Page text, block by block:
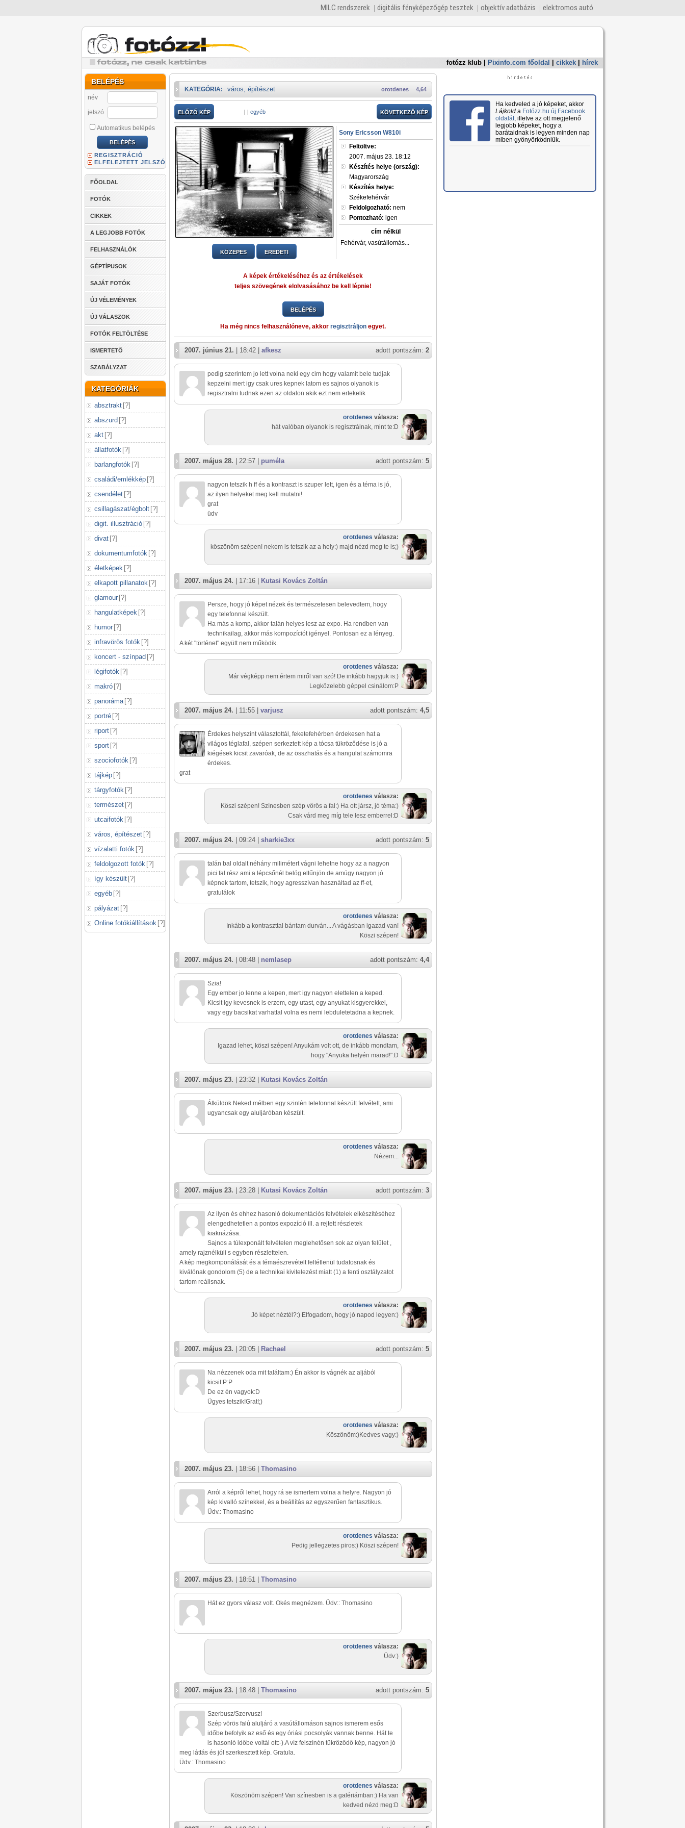
MILC rendszerek digitális fényképezőgép tesztek objektív adatbázis elektromos autó
fotózz klub Pixinfo.com főoldal cikkek hírek
BELÉPÉS
név
jelszó
Automatikus belépés
REGISZTRÁCIÓ
ELFELEJTETT JELSZÓ
FŐOLDAL
FOTÓK
CIKKEK
A LEGJOBB FOTÓK
FELHASZNÁLÓK
GÉPTÍPUSOK
SAJÁT FOTÓK
ÚJ VÉLEMÉNYEK
ÚJ VÁLASZOK
FOTÓK FELTÖLTÉSE
ISMERTETŐ
SZABÁLYZAT
KATEGÓRIÁK
absztrakt [?]
abszurd [?]
akt [?]
állatfotók [?]
barlangfotók [?]
családi/emlékkép [?]
csendélet [?]
csillagászat/égbolt [?]
digit. illusztráció [?]
divat [?]
dokumentumfotók [?]
életképek [?]
elkapott pillanatok [?]
glamour [?]
hangulatképek [?]
humor [?]
infravörös fotók [?]
koncert - színpad [?]
légifotók [?]
makró [?]
panoráma [?]
portré [?]
riport [?]
sport [?]
szociofotók [?]
tájkép [?]
tárgyfotók [?]
természet [?]
utcaifotók [?]
város, építészet [?]
vízalatti fotók [?]
feldolgozott fotók [?]
így készült [?]
egyéb [?]
pályázat [?]
Online fotókiállítások [?]
4,64
orotdenes
KATEGÓRIA: város, építészet
ELŐZŐ KÉP | | egyéb KÖVETKEZŐ KÉP
KÖZEPES EREDETI
Sony Ericsson W810i
Feltöltve:
2007. május 23. 18:12
Készítés helye (ország):
Magyarország
Készítés helye:
Székefehérvár
Feldolgozható: nem
Pontozható: igen
cím nélkül
Fehérvár, vasútállomás...
A képek értékeléséhez és az értékelések
teljes szövegének elolvasásához be kell lépnie!
BELÉPÉS
Ha még nincs felhasználóneve, akkor regisztráljon egyet.
adott pontszám: 2
2007. június 21. | 18:42 | afkesz
pedig szerintem jo lett volna neki egy cim hogy valamit bele tudjak
kepzelni mert igy csak ures kepnek latom es sajnos olyanok is
regisztralni tudnak ezen az oldalon akik ezt nem ertekelik
orotdenes válasza:
hát valóban olyanok is regisztrálnak, mint te:D
adott pontszám: 5
2007. május 28. | 22:57 | puméla
nagyon tetszik h ff és a kontraszt is szuper lett, igen és a téma is jó,
az ilyen helyeket meg kell mutatni!
grat
üdv
orotdenes válasza:
köszönöm szépen! nekem is tetszik az a hely:) majd nézd meg te is;)
2007. május 24. | 17:16 | Kutasi Kovács Zoltán
Persze, hogy jó képet nézek és természetesen belevedtem, hogy
egy telefonnal készült.
Ha más a komp, akkor talán helyes lesz az expo. Ha rendben van
technikailag, akkor más kompozíciót igényel. Pontosan ez a lényeg.
A két "történet" együtt nem működik.
orotdenes válasza:
Már végképp nem értem miről van szó! De inkább hagyjuk is:)
Legközelebb géppel csinálom:P
adott pontszám: 4,5
2007. május 24. | 11:55 | varjusz
Érdekes helyszint választottál, feketefehérben érdekesen hat a
világos téglafal, szépen serkeztett kép a tócsa tükröződése is jó a
kiégések kicsit zavaróak, de az összhatás és a hangulat számomra
érdekes.
grat
orotdenes válasza:
Köszi szépen! Színesben szép vörös a fal:) Ha ott jársz, jó téma:)
Csak várd meg míg tele lesz emberrel:D
adott pontszám: 5
2007. május 24. | 09:24 | sharkie3xx
talán bal oldalt néhány milimétert vágni lehetne hogy az a nagyon
pici fal rész ami a lépcsőnél belóg eltűnjön de amúgy nagyon jó
képnek tartom, tetszik, hogy agresszívan használtad az ff-et,
gratulálok
orotdenes válasza:
Inkább a kontraszttal bántam durván... A vágásban igazad van!
Köszi szépen!
adott pontszám: 4,4
2007. május 24. | 08:48 | nemlasep
Szia!
Egy ember jo lenne a kepen, mert igy nagyon elettelen a keped.
Kicsit igy kevesnek is erzem, egy utast, egy anyukat kisgyerekkel,
vagy egy bacsikat varhattal volna es nemi lebduletetadna a kepnek.
orotdenes válasza:
Igazad lehet, köszi szépen! Anyukám volt ott, de inkább mondtam,
hogy "Anyuka helyén marad!":D
2007. május 23. | 23:32 | Kutasi Kovács Zoltán
Átküldök Neked mélben egy szintén telefonnal készült felvételt, ami
ugyancsak egy aluljáróban készült.
orotdenes válasza:
Nézem...
adott pontszám: 3
2007. május 23. | 23:28 | Kutasi Kovács Zoltán
Az ilyen és ehhez hasonló dokumentációs felvételek elkészítéséhez
elengedhetetlen a pontos expozíció ill. a rejtett részletek
kiaknázása.
Sajnos a túlexponált felvételen meglehetősen sok az olyan felület ,
amely rajznélküli s egyben részlettelen.
A kép megkomponálását és a témaészrevételt feltétlenül tudatosnak és
kiválónak gondolom (5) de a technikai kivitelezést miatt (1) a fenti osztályzatot
tartom reálisnak.
orotdenes válasza:
Jó képet néztél?:) Elfogadom, hogy jó napod legyen:)
adott pontszám: 5
2007. május 23. | 20:05 | Rachael
Na nézzenek oda mit találtam:) Én akkor is vágnék az aljából
kicsit:P:P
De ez én vagyok:D
Ügyes tetszik!Grat!;)
orotdenes válasza:
Köszönöm:)Kedves vagy:)
2007. május 23. | 18:56 | Thomasino
Arról a képről lehet, hogy rá se ismertem volna a helyre. Nagyon jó
kép kivalló színekkel, és a beállítás az egyszerűen fantasztikus.
Üdv.: Thomasino
orotdenes válasza:
Pedig jellegzetes piros:) Köszi szépen!
2007. május 23. | 18:51 | Thomasino
Hát ez gyors válasz volt. Okés megnézem. Üdv:: Thomasino
orotdenes válasza:
Üdv:)
adott pontszám: 5
2007. május 23. | 18:48 | Thomasino
Szerbusz/Szervusz!
Szép vörös falú aluljáró a vasútállomáson sajnos ismerem esős
időbe befolyik az eső és egy óriási pocsolyák vannak benne. Hát te
is hasonló időbe voltál ott:-).A víz felszínén tükröződő kép, nagyon jó
meg láttás és jól szerkesztett kép. Gratula.
Üdv.: Thomasino
orotdenes válasza:
Köszönöm szépen! Van színesben is a galériámban:) Ha van
kedved nézd meg:D
Ha kedveled a jó képeket, akkor
Lájkolda Fotózz.hu új Facebook
oldalát, illetve az ott megjelenő
legjobb képeket, hogy a
barátaidnak is legyen minden nap
miben gyönyörködniük.